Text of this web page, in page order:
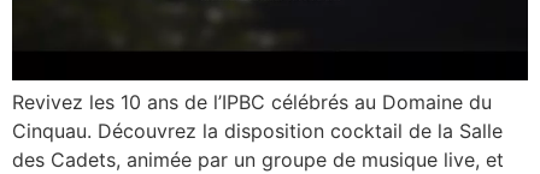
Revivez les 10 ans de l’IPBC célébrés au Domaine du
Cinquau. Découvrez la disposition cocktail de la Salle
des Cadets, animée par un groupe de musique live, et